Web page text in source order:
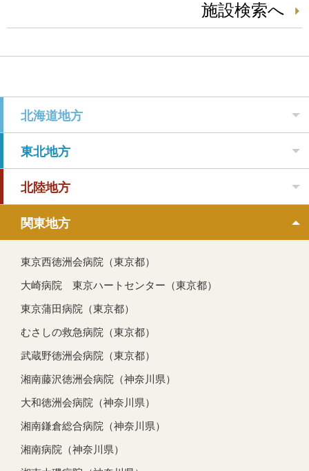
施設検索へ
北海道地方
東北地方
北陸地方
関東地方
東京西徳洲会病院（東京都）
大崎病院 東京ハートセンター（東京都）
東京蒲田病院（東京都）
むさしの救急病院（東京都）
武蔵野徳洲会病院（東京都）
湘南藤沢徳洲会病院（神奈川県）
大和徳洲会病院（神奈川県）
湘南鎌倉総合病院（神奈川県）
湘南病院（神奈川県）